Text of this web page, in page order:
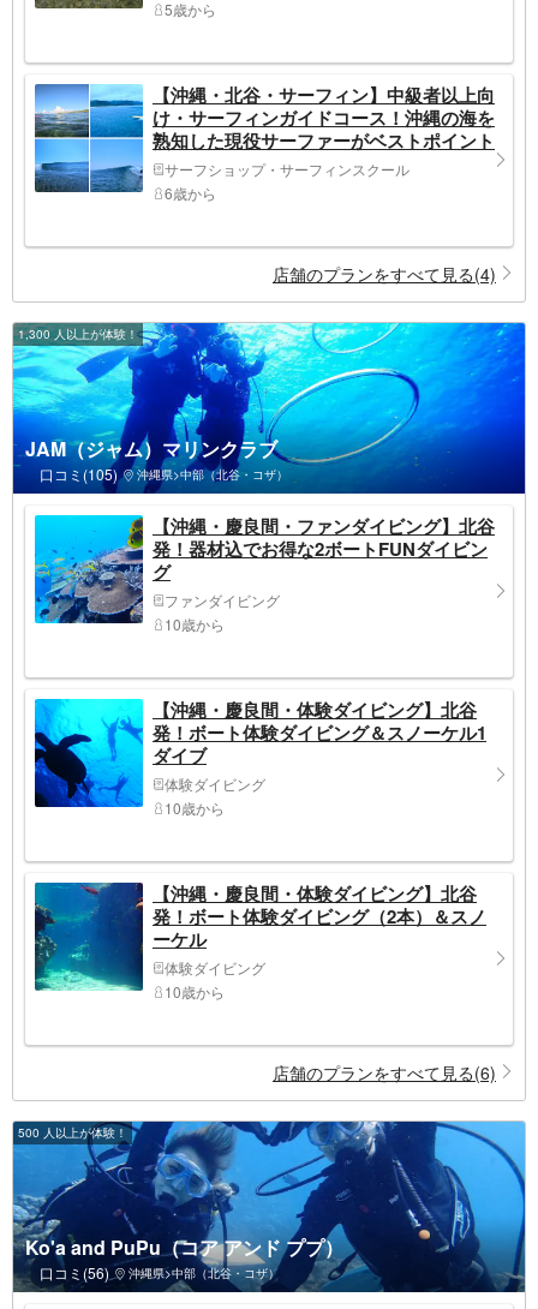
5歳から
【沖縄・北谷・サーフィン】中級者以上向
け・サーフィンガイドコース！沖縄の海を
熟知した現役サーファーがベストポイント
へご案内！
サーフショップ・サーフィンスクール
6歳から
店舗のプランをすべて見る(4)
1,300 人以上が体験！
JAM（ジャム）マリンクラブ
口コミ(105) 沖縄県>中部（北谷・コザ）
【沖縄・慶良間・ファンダイビング】北谷
発！器材込でお得な2ボートFUNダイビン
グ
ファンダイビング
10歳から
【沖縄・慶良間・体験ダイビング】北谷
発！ボート体験ダイビング＆スノーケル1
ダイブ
体験ダイビング
10歳から
【沖縄・慶良間・体験ダイビング】北谷
発！ボート体験ダイビング（2本）＆スノ
ーケル
体験ダイビング
10歳から
店舗のプランをすべて見る(6)
500 人以上が体験！
Ko'a and PuPu（コア アンド ププ）
口コミ(56) 沖縄県>中部（北谷・コザ）